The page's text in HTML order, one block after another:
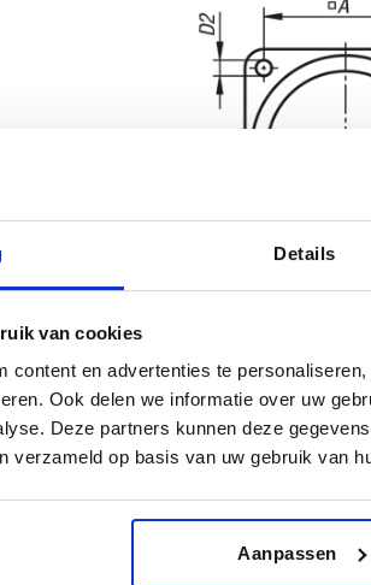
Details
van cookies
content en advertenties te
Ook delen we informatie over uw
Deze partners kunnen deze
verzameld op basis van uw gebruik van
Aanpassen
mit Abreißsicherung